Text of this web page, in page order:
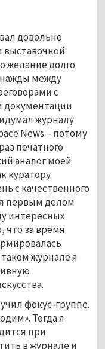
довольно
выставочной
желание долго
между
с
документации
журналу
News – потому
печатного
аналог моей
куратору
с качественного
первым делом
интересных
что за время
журнале я
фокус-группе.
Тогда я
при
в журнале и